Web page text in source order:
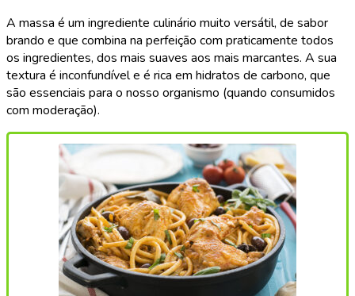
A massa é um ingrediente culinário muito versátil, de sabor
brando e que combina na perfeição com praticamente todos
os ingredientes, dos mais suaves aos mais marcantes. A sua
textura é inconfundível e é rica em hidratos de carbono, que
são essenciais para o nosso organismo (quando consumidos
com moderação).